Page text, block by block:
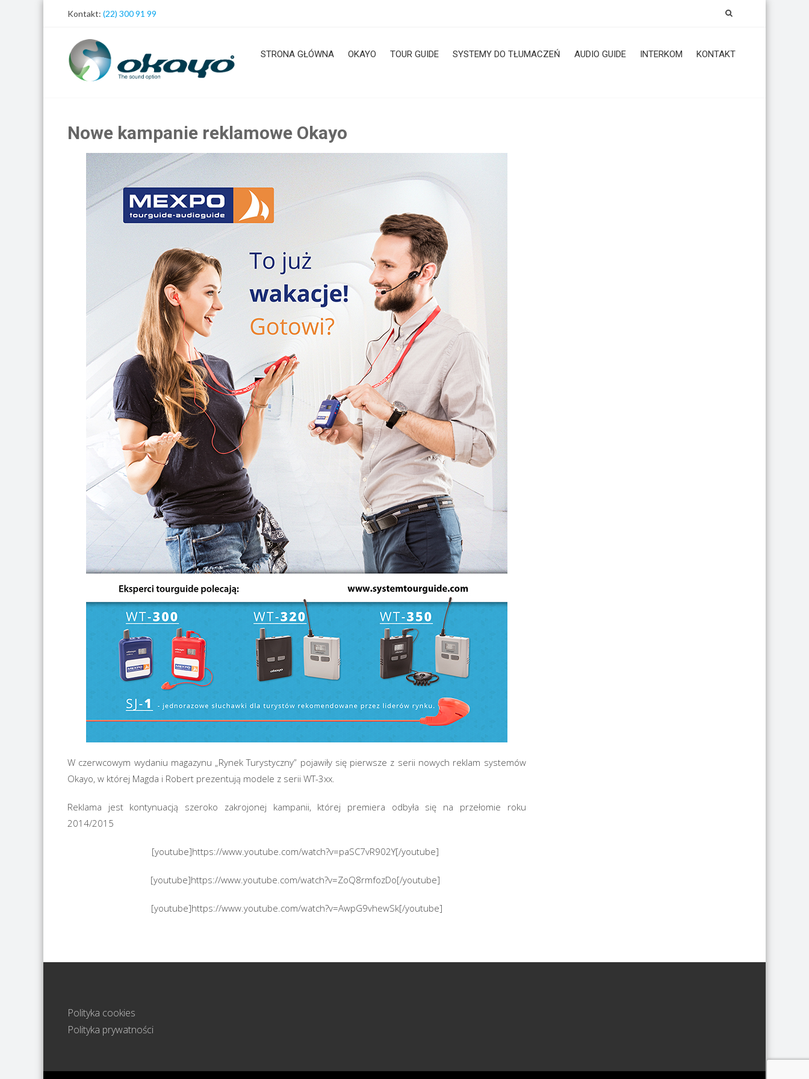
Kontakt: (22) 300 91 99
STRONA GŁÓWNA OKAYO TOUR GUIDE SYSTEMY DO TŁUMACZEŃ AUDIO GUIDE INTERKOM KONTAKT
Nowe kampanie reklamowe Okayo
W czerwcowym wydaniu magazynu „Rynek Turystyczny” pojawiły się pierwsze z serii nowych reklam systemów
Okayo, w której Magda i Robert prezentują modele z serii WT-3xx.
Reklama jest kontynuacją szeroko zakrojonej kampanii, której premiera odbyła się na przełomie roku
2014/2015
[youtube]https://www.youtube.com/watch?v=paSC7vR902Y[/youtube]
[youtube]https://www.youtube.com/watch?v=ZoQ8rmfozDo[/youtube]
[youtube]https://www.youtube.com/watch?v=AwpG9vhewSk[/youtube]
Polityka cookies
Polityka prywatności